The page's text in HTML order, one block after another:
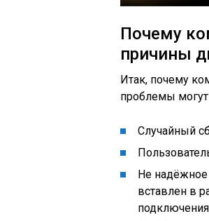
Почему
причины
Итак, почему
проблемы
Случайный
Не надёжное
вставлен в